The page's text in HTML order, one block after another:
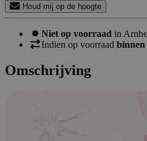
Houd mij op de hoogte
Niet op voorraad in
Indien op voorraad binnen
Omschrijving